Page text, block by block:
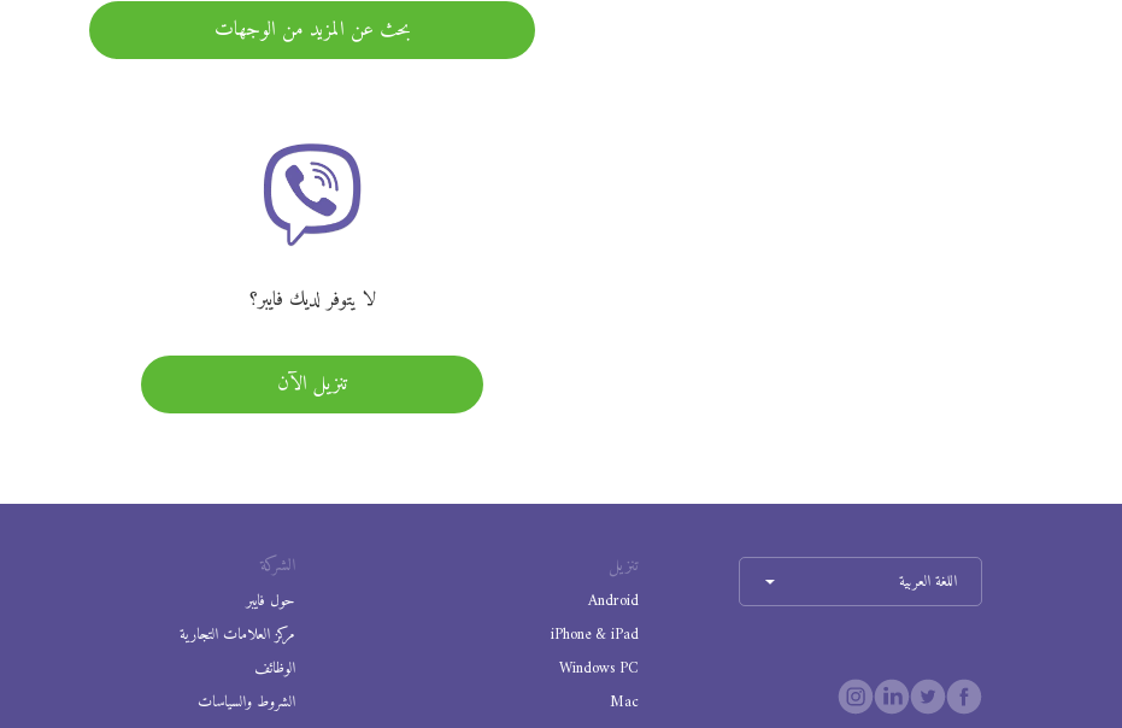
بحث عن المزيد من الوجهات
لا يتوفر لديك فايبر؟
تنزيل الآن
الشركة
حول فايبر
مركز العلامات التجارية
الوظائف
الشروط والسياسات
تنزيل
Android
iPhone & iPad
Windows PC
Mac
اللغة العربية